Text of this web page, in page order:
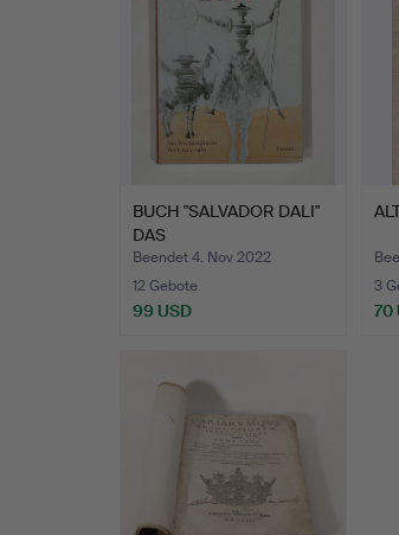
BUCH "SALVADOR DALI"
DAS
DRUCKGRAPHISCHE, …
Beendet 4. Nov 2022
12 Gebote
99 USD
3
70